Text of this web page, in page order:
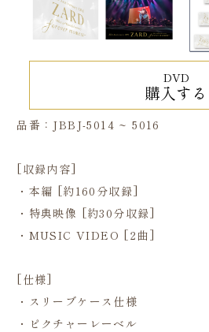
DVD
購入する
品番：JBBJ-5014 ~ 5016
[収録内容]
・本編 [約160分収録]
・特典映像 [約30分収録]
・MUSIC VIDEO [2曲]
[仕様]
・スリーブケース仕様
・ピクチャーレーベル